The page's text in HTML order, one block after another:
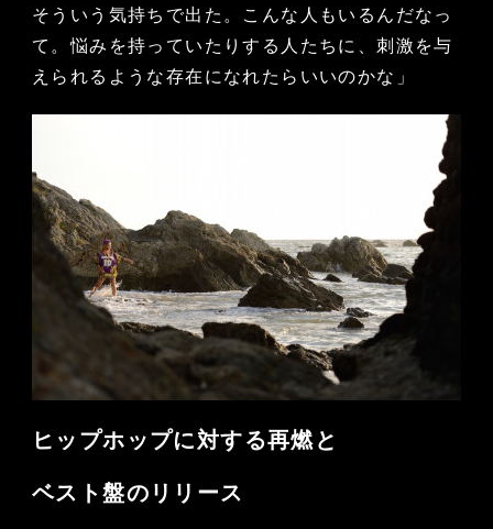
そういう気持ちで出た。こんな人もいるんだなっ
て。悩みを持っていたりする人たちに、刺激を与
えられるような存在になれたらいいのかな」
ヒップホップに対する再燃と
ベスト盤のリリース